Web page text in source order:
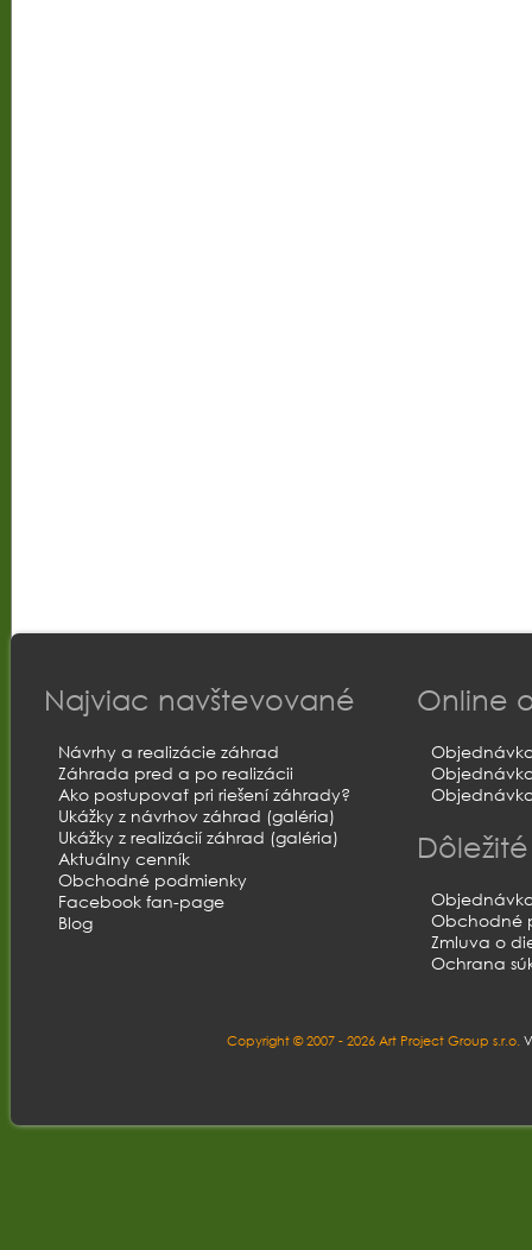
Najviac navštevované
Návrhy a realizácie záhrad
Záhrada pred a po realizácii
Ako postupovať pri riešení záhrady?
Ukážky z návrhov záhrad (galéria)
Ukážky z realizácií záhrad (galéria)
Aktuálny cenník
Obchodné podmienky
Facebook fan-page
Blog
Online
Obchodné
Zmluva o
Ochrana
Copyright © 2007 - 2026 Art Project Group s.r.o.